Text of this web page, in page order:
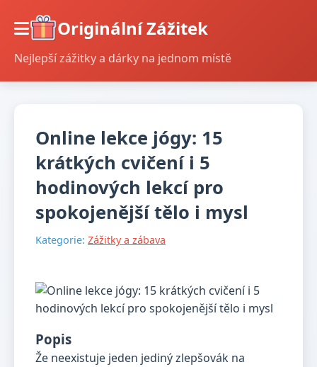
Originální Zážitek
Nejlepší zážitky a dárky na jednom místě
Online lekce jógy: 15
krátkých cvičení i 5
hodinových lekcí pro
spokojenější tělo i mysl
Kategorie: Zážitky a zábava
Popis
Že neexistuje jeden jediný zlepšovák na